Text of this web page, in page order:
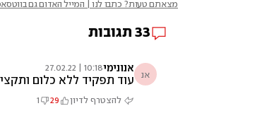
מצאתם טעות? כתבו לנו | המייל האדום גם
33 תגובות
אנ אנונימי10:18 | 27.02.22
עוד תפקיד ללא כלום ותקציב ומכוניות לנאמני
להצטרף לדיון 29
1